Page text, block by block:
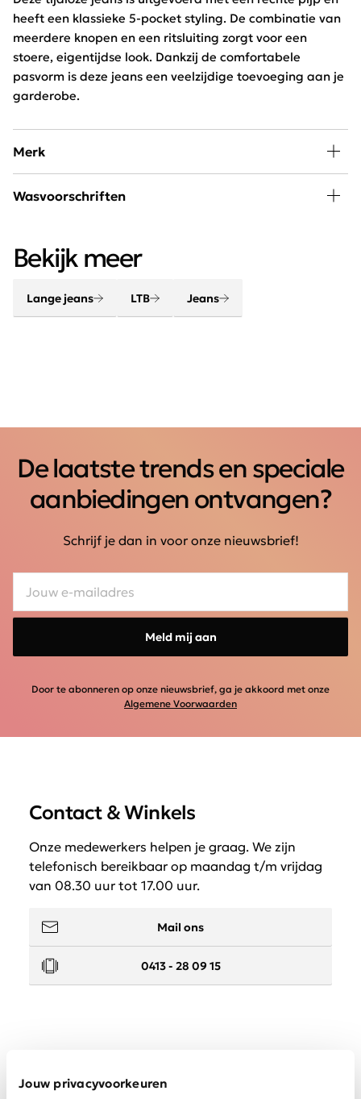
Jouw privacyvoorkeuren
heeft een klassieke 5-pocket styling. De combinatie van
meerdere knopen en een ritsluiting zorgt voor een
stoere, eigentijdse look. Dankzij de comfortabele
pasvorm is deze jeans een veelzijdige toevoeging aan je
garderobe.
Merk
LTB is een merk dat zich volledig specialiseert in jeans.
is. Zij bieden unieke ontwerpen en perfecte kwaliteit.
Wasvoorschriften
niet drogen en strijken op lage temperatuur.
Bekijk meer
Lange jeans LTB Jeans
De laatste trends en speciale
aanbiedingen ontvangen?
Schrijf je dan in voor onze nieuwsbrief!
Meld mij aan
Door te abonneren op onze nieuwsbrief, ga je akkoord met onze
Algemene Voorwaarden
Contact & Winkels
Onze medewerkers helpen je graag. We zijn
telefonisch bereikbaar op maandag t/m vrijdag
van 08.30 uur tot 17.00 uur.
Mail ons
0413 - 28 09 15